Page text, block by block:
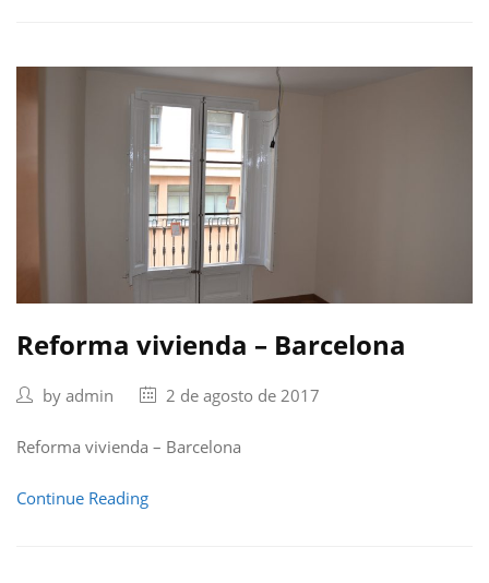
Reforma vivienda – Barcelona
by admin 2 de agosto de 2017
Reforma vivienda – Barcelona
Continue Reading